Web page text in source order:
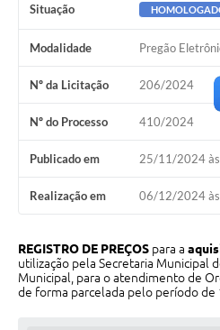
Ouvidoria
Contas Públicas
Legislação
Perguntas Frequentes
Transparência
Audiências Públicas
Links
Telefones Úteis
Situação
Modalidade Pregão
Nº da Licitação 206/2024
Nº do Processo 410/2024
Publicado em 25/11/2024
Realização em 06/12/2024
REGISTRO DE PREÇOS para a
utilização pela Secretaria Municipal
Municipal, para o atendimento de
de forma parcelada pelo período de